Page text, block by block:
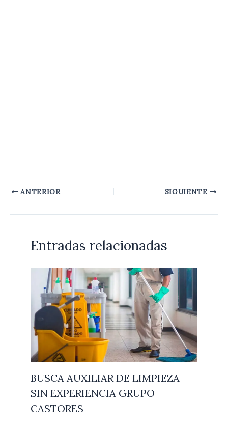
ANTERIOR SIGUIENTE
Entradas relacionadas
BUSCA AUXILIAR DE LIMPIEZA
SIN EXPERIENCIA GRUPO
CASTORES